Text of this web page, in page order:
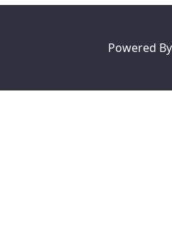
Powered By